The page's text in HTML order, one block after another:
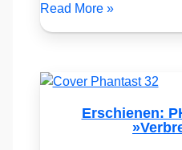
Read More »
Erschienen: